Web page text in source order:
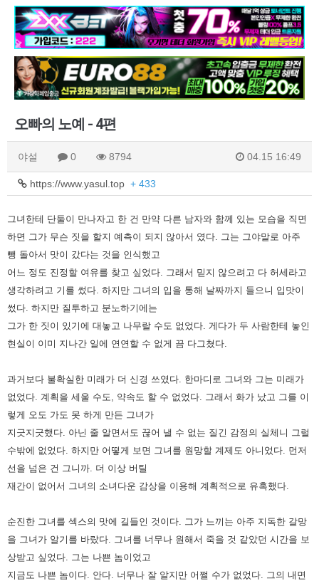
오빠의 노예 - 4편
야설 0 8794 04.15 16:49
https://www.yasul.top + 433
그녀한테 단둘이 만나자고 한 건 만약 다른 남자와 함께 있는 모습을 직면
하면 그가 무슨 짓을 할지 예측이 되지 않아서 였다.
그는 그야말로 아주
뺑 돌아서 맛이 갔다는 것을 인식했고
어느 정도 진정할 여유를 찾고 싶었다.
그래서 믿지 않으려고 다 허세라고
생각하려고 기를 썼다. 하지만 그녀의 입을 통해 날짜까지 들으니 입맛이
썼다. 하지만 질투하고 분노하기에는
그가 한 짓이 있기에 대놓고 나무랄 수도 없었다. 게다가 두 사람한테 놓인
현실이 이미 지나간 일에 연연할 수 없게 끔 다그쳤다.
과거보다 불확실한 미래가 더 신경 쓰였다. 한마디로 그녀와 그는 미래가
없었다. 계획을 세울 수도, 약속도 할 수 없었다.
그래서 화가 났고 그를 이
렇게 오도 가도 못 하게 만든 그녀가
지긋지긋했다. 아닌 줄 알면서도 끊어 낼 수 없는 질긴 감정의 실체니 그럴
수밖에 없었다. 하지만 어떻게 보면 그녀를 원망할 계제도 아니었다. 먼저
선을 넘은 건 그니까. 더 이상 버틸
재간이 없어서 그녀의 소녀다운 감상을 이용해 계획적으로 유혹했다.
순진한 그녀를 섹스의 맛에 길들인 것이다.
그가 느끼는 아주 지독한 갈망
을 그녀가 알기를 바랐다.
그녀를 너무나 원해서 죽을 것 같았던 시간을 보
상받고 싶었다.
그는 나쁜 놈이었고
지금도 나쁜 놈이다. 안다. 너무나 잘 알지만 어쩔 수가 없었다.
그의 내면